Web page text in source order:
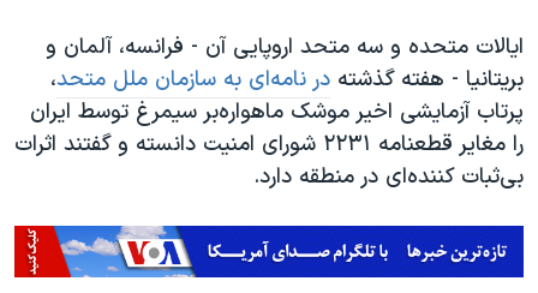
ایالات متحده و سه متحد اروپایی آن - فرانسه، آلمان و
بریتانیا - هفته گذشته در نامه‌ای به سازمان ملل متحد،
پرتاب آزمایشی اخیر موشک ماهواره‌بر سیمرغ توسط ایران
را مغایر قطعنامه ۲۲۳۱ شورای امنیت دانسته و گفتند اثرات
بی‌ثبات کننده‌ای در منطقه دارد.